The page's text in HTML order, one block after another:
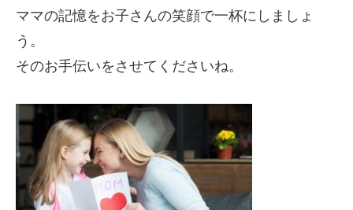
ママの記憶をお子さんの笑顔で一杯にしましょ
う。
そのお手伝いをさせてくださいね。